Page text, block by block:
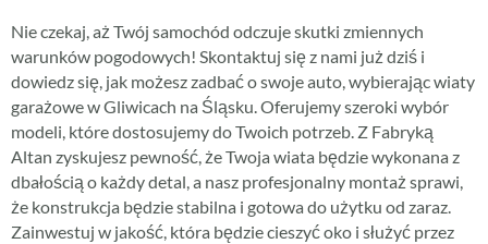
Nie czekaj, aż Twój samochód odczuje skutki zmiennych
warunków pogodowych! Skontaktuj się z nami już dziś i
dowiedz się, jak możesz zadbać o swoje auto, wybierając wiaty
garażowe w Gliwicach na Śląsku. Oferujemy szeroki wybór
modeli, które dostosujemy do Twoich potrzeb. Z Fabryką
Altan zyskujesz pewność, że Twoja wiata będzie wykonana z
dbałością o każdy detal, a nasz profesjonalny montaż sprawi,
że konstrukcja będzie stabilna i gotowa do użytku od zaraz.
Zainwestuj w jakość, która będzie cieszyć oko i służyć przez